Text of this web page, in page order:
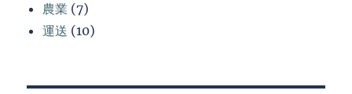
農業 (7)
運送 (10)